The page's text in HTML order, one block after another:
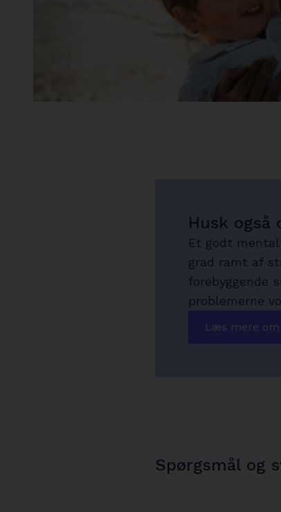
Husk også
Et godt
grad ramt af
forebyggende
problemerne
Læs mere
Spørgsmål og